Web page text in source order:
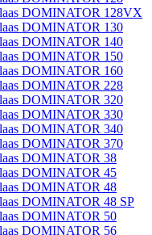
DOMINATOR 128VX
DOMINATOR 130
DOMINATOR 140
DOMINATOR 150
DOMINATOR 160
DOMINATOR 228
DOMINATOR 320
DOMINATOR 330
DOMINATOR 340
DOMINATOR 370
DOMINATOR 38
DOMINATOR 45
DOMINATOR 48
DOMINATOR 48 SP
DOMINATOR 50
DOMINATOR 56